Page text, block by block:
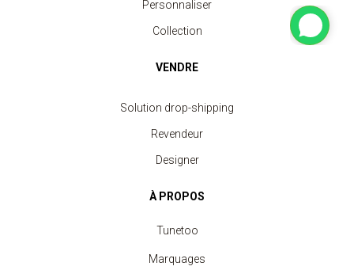
Personnaliser
Collection
VENDRE
Solution drop-shipping
Revendeur
Designer
À PROPOS
Tunetoo
Marquages